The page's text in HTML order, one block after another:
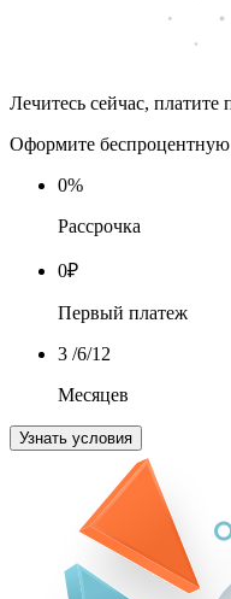
Лечитесь сейчас,
Оформите беспроцентную
0%
Рассрочка
0₽
Первый платеж
3 /6/12
Месяцев
Узнать условия